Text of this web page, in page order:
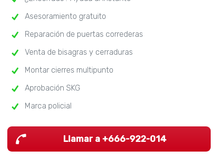
Asesoramiento gratuito
Reparación de puertas correderas
Venta de bisagras y cerraduras
Montar cierres multipunto
Aprobación SKG
Marca policial
Llamar a +666-922-014